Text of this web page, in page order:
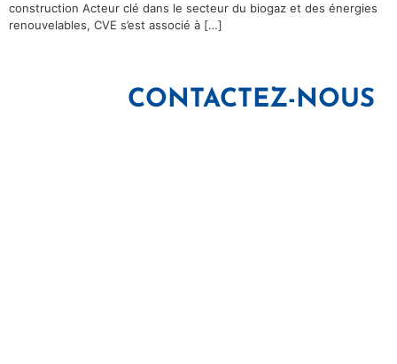
construction Acteur clé dans le secteur du biogaz et des énergies
renouvelables, CVE s’est associé à […]
CONTACTEZ-NOUS